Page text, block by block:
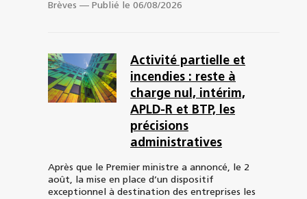
Brèves — Publié le 06/08/2026
Activité partielle et
incendies : reste à
charge nul, intérim,
APLD-R et BTP, les
précisions
administratives
Après que le Premier ministre a annoncé, le 2
août, la mise en place d’un dispositif
exceptionnel à destination des entreprises les